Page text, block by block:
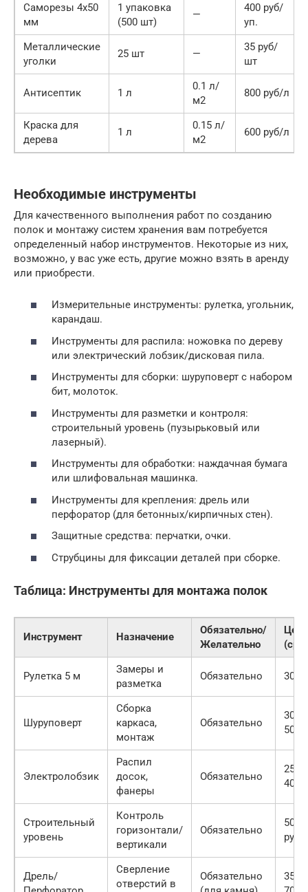
Саморезы 4х50
мм
1 упаковка
(500 шт)
—
400 руб/
уп.
Металлические
уголки
25 шт —
35 руб/
шт
Антисептик 1 л
0.1 л/
м2
800 руб/л
Краска для
дерева
1 л
0.15 л/
м2
600 руб/л
Необходимые инструменты
Для качественного выполнения работ по созданию
полок и монтажу систем хранения вам потребуется
определенный набор инструментов. Некоторые из них,
возможно, у вас уже есть, другие можно взять в аренду
или приобрести.
Измерительные инструменты: рулетка, угольник,
карандаш.
Инструменты для распила: ножовка по дереву
или электрический лобзик/дисковая пила.
Инструменты для сборки: шуруповерт с набором
бит, молоток.
Инструменты для разметки и контроля:
строительный уровень (пузырьковый или
лазерный).
Инструменты для обработки: наждачная бумага
или шлифовальная машинка.
Инструменты для крепления: дрель или
перфоратор (для бетонных/кирпичных стен).
Защитные средства: перчатки, очки.
Струбцины для фиксации деталей при сборке.
Таблица: Инструменты для монтажа полок
Инструмент Назначение
Обязательно/
Желательно
Цена
Рулетка 5 м
Замеры и
разметка
Обязательно 300
Шуруповерт
Сборка
каркаса,
монтаж
Обязательно
3000-
Электролобзик
Распил
досок,
фанеры
Обязательно
2500-
4000
Строительный
уровень
Контроль
горизонтали/
вертикали
Обязательно
500-
руб.
Дрель/
Сверление
отверстий в
Обязательно
3500-